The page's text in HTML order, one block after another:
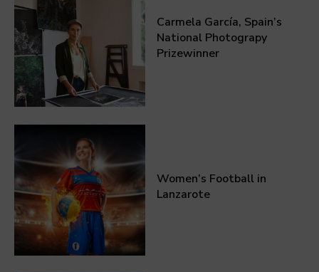
Carmela García, Spain’s
National Photograpy
Prizewinner
Women’s Football in
Lanzarote